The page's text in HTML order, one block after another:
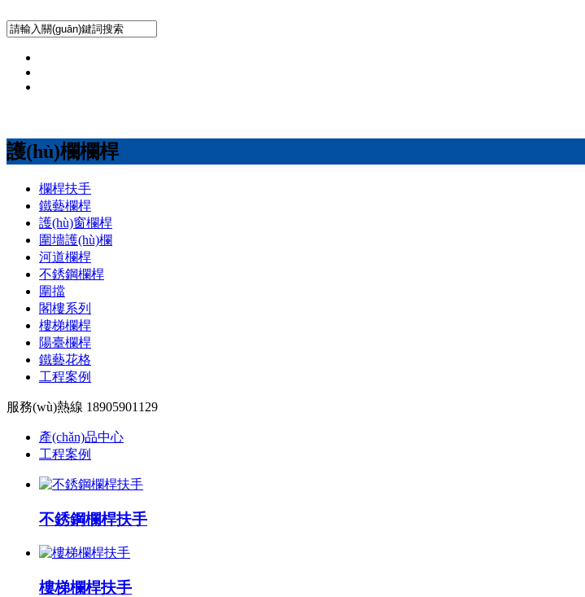
護(hù)欄欄桿
欄桿扶手
鐵藝欄桿
護(hù)窗欄桿
圍墻護(hù)欄
河道欄桿
不銹鋼欄桿
圍擋
閣樓系列
樓梯欄桿
陽臺欄桿
鐵藝花格
工程案例
服務(wù)熱線 18905901129
產(chǎn)品中心
工程案例
不銹鋼欄桿扶手
樓梯欄桿扶手